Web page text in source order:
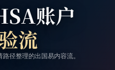
账户
流
径整理的出国易内容流。